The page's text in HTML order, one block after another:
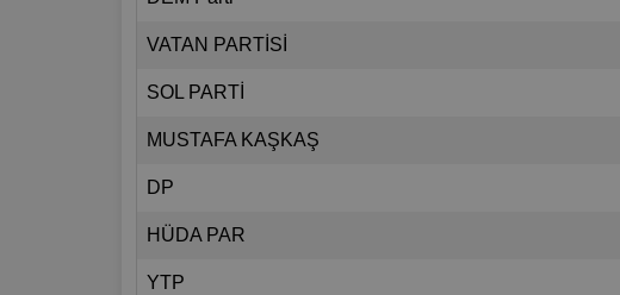
VATAN PARTİSİ
SOL PARTİ
MUSTAFA KAŞKAŞ
DP
HÜDA PAR
YTP